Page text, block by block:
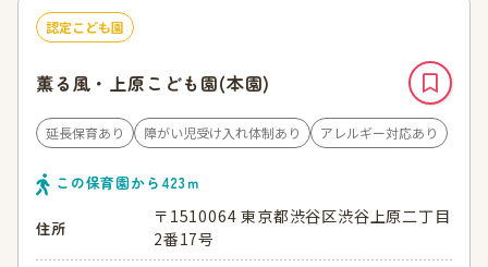
認定こども園
薫る風・上原こども園(本園)
延長保育あり 障がい児受け入れ体制あり アレルギー対応あり
この保育園から 423ｍ
住所
〒1510064 東京都渋谷区渋谷上原二丁目
2番17号